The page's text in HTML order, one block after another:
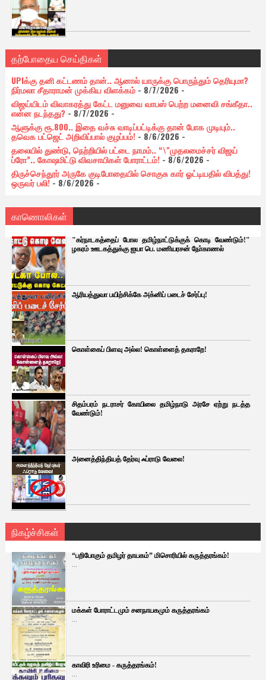
தற்போதைய செய்திகள்
UPIக்கு தனி கட்டணம் தான்.. ஆனால் யாருக்கு பொருந்தும் தெரியுமா?
நிர்மலா சீதாராமன் முக்கிய விளக்கம்- 8/7/2026 -
விஜய்யிடம் விவாகரத்து கேட்ட மனுவை வாபஸ் பெற்ற மனைவி சங்கீதா..
என்ன நடந்தது?- 8/7/2026 -
ஆளுக்கு ரூ.800.. இதை வச்சு வாடிப்பட்டிக்கு தான் போக முடியும்..
தவெக பட்ஜெட் அறிவிப்பால் குழப்பம்!- 8/6/2026 -
தலையில் துண்டு, நெற்றியில் பட்டை நாமம்.. “\"முதலமைச்சர் விஜய்
ப்ரோ”.. கோஷமிட்டு விவசாயிகள் போராட்டம்!- 8/6/2026 -
திருச்செந்தூர் அருகே குடிபோதையில் சொகுசு கார் ஓட்டியதில் விபத்து!
ஒருவர் பலி!- 8/6/2026-
காணொலிகள்
"கர்நாடகத்தைப் போல தமிழ்நாட்டுக்குக் கொடி வேண்டும்!"
ழகரம் ஊடகத்துக்கு ஐயா பெ. மணியரசன் நோ்காணல்
ஆரியத்துவா பயிற்சிக்கே அக்னிப் படைச் சேர்ப்பு!
கொள்கைப் பிளவு அல்ல! கொள்ளைத் தகராறே!
சிதம்பரம் நடராசர் கோயிலை தமிழ்நாடு அரசே ஏற்று நடத்த
வேண்டும்!
அனைத்திந்தியத் தேர்வு ஃப்ராடு வேலை!
நிகழ்ச்சிகள்
“பறிபோகும் தமிழர் தாயகம்” மிசொரியில் கருத்தரங்கம்!
...
மக்கள் போராட்டமும் சனநாயகமும் கருத்தரங்கம்
...
காவிரி உரிமை - கருத்தரங்கம்!
...